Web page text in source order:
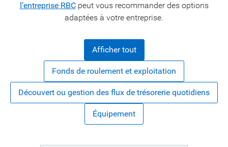
l’entreprise RBCpeut vous recommander des options
adaptées à votre entreprise.
Afficher tout
Fonds de roulement et exploitation
Découvert ou gestion des flux de trésorerie quotidiens
Équipement